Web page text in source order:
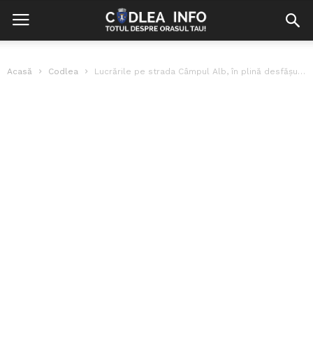
Acasă Codlea Lucrările pe strada Câmpul Alb, în plină desfăşurare